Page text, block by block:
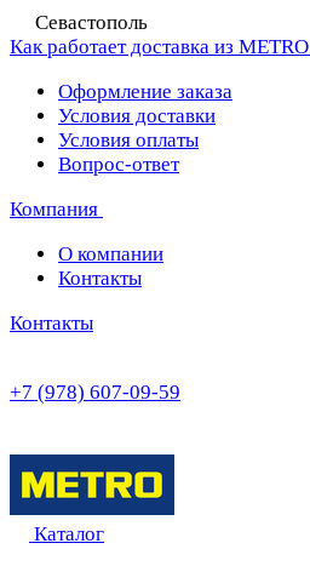
Севастополь
Как работает доставка из METRO
Оформление заказа
Условия доставки
Условия оплаты
Вопрос-ответ
Компания
О компании
Контакты
Контакты
+7 (978) 607-09-59
Каталог